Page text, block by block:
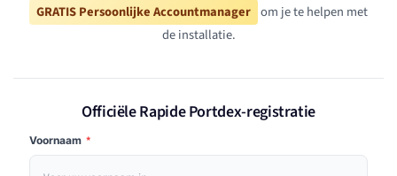
GRATIS Persoonlijke Accountmanager om je te helpen met
de installatie.
Officiële Rapide Portdex-registratie
Voornaam *